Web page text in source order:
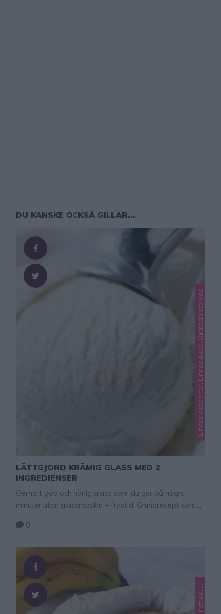
DU KANSKE OCKSÅ GILLAR...
Lindas desserter, Lindas glass, Okategoriserade
LÄTTGJORD KRÄMIG GLASS MED 2
INGREDIENSER
Oerhört god och härlig glass som du gör på några
minuter utan glassmaskin + frystid. Grundrecept som
0
L
L
i
t